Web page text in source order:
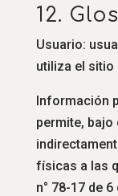
12.
Usuario:
utiliza el sitio
Información
permite,
físicas a las
n° 78-17 de